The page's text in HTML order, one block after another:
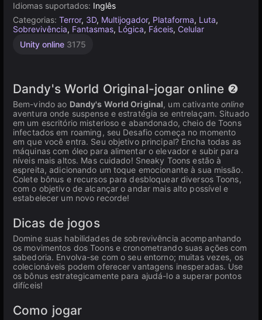
Idiomas suportados: Inglês
Categorias: Terror, 3D, Multijogador, Plataforma, Luta,
Sobrevivência, Fantasmas, Lógica, Fáceis, Celular
Unity online 3175
Dandy's World Original-jogar online ❷
Bem-vindo ao Dandy's World Original, um cativanteonline
aventura onde suspense e estratégia se entrelaçam. Situado
em um escritório misterioso e abandonado, cheio de Toons
infectados em roaming, seu Desafio começa no momento
em que você entra. Seu objetivo principal? Encha todas as
máquinas com óleo para alimentar o elevador e subir para
níveis mais altos. Mas cuidado! Sneaky Toons estão à
espreita, adicionando um toque emocionante à sua missão.
Colete bônus e recursos para desbloquear diversos Toons,
com o objetivo de alcançar o andar mais alto possível e
estabelecer um novo recorde!
Dicas de jogos
Domine suas habilidades de sobrevivência acompanhando
os movimentos dos Toons e cronometrando suas ações com
sabedoria. Envolva-se com o seu entorno; muitas vezes, os
colecionáveis podem oferecer vantagens inesperadas. Use
os bônus estrategicamente para ajudá-lo a superar pontos
difíceis!
Como jogar